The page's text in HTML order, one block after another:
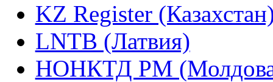
KZ Register
LNTB (Латвия)
НОНКТД РМ